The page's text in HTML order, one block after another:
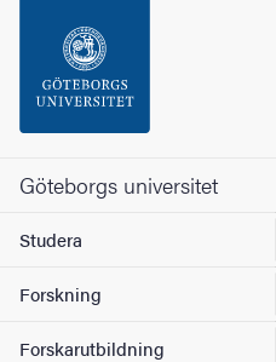
Sidfoten
Om webbplatsen
Göteborgs universitet
Studera
Forskning
Forskarutbildning